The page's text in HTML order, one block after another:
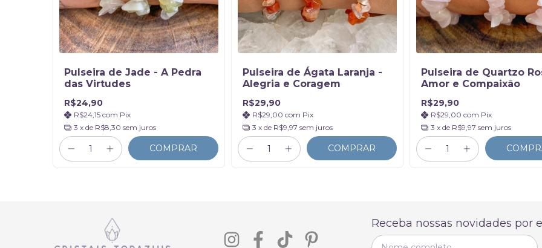
Pulseira de Jade - A Pedra
das Virtudes
R$24,90
R$24,15 com Pix
3 x de R$8,30 sem juros
COMPRAR
Pulseira de Ágata Laranja -
Alegria e Coragem
R$29,90
R$29,00 com Pix
3 x de R$9,97 sem juros
COMPRAR
Pulseira de Quartzo
Amor e Compaixão
R$29,90
R$29,00 com Pix
3 x de R$9,97 sem juros
Receba nossas novidades por